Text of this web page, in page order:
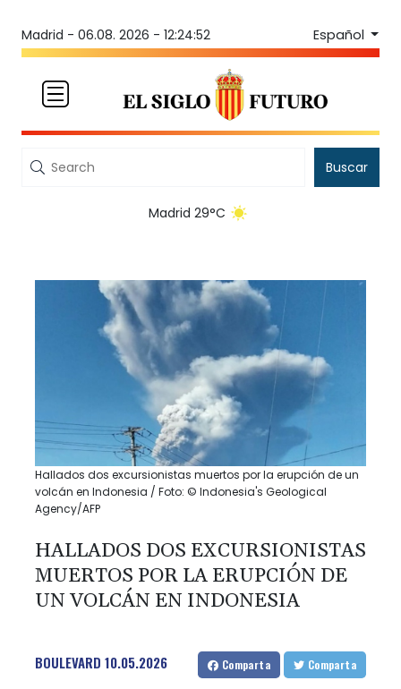
Madrid - 06.08. 2026 - 12:24:52 Español
Buscar
Madrid 29°C
Hallados dos excursionistas muertos por la erupción de un
volcán en Indonesia / Foto: © Indonesia's Geological
Agency/AFP
HALLADOS DOS EXCURSIONISTAS
MUERTOS POR LA ERUPCIÓN DE
UN VOLCÁN EN INDONESIA
BOULEVARD 10.05.2026 Comparta Comparta